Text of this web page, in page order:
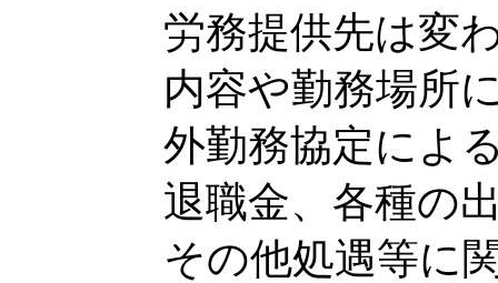
労務提供先は変
内容や勤務場所
外勤務協定によ
退職金、各種の
その他処遇等に